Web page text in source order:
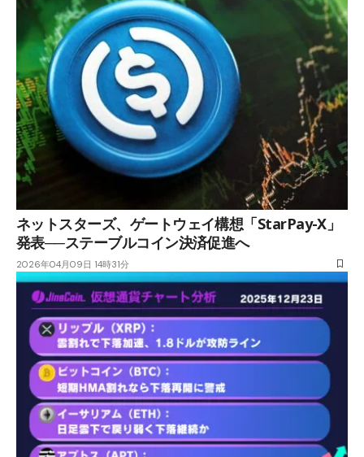
ネットスターズ、ゲートウェイ構想「StarPay-X」
発表──ステーブルコイン決済促進へ
2026年04月09日 14時31分